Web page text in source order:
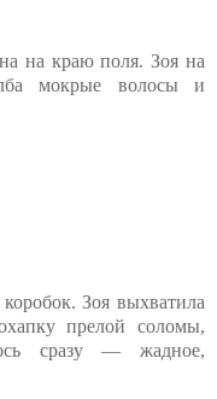
на краю поля. Зоя на
мокрые волосы и
Зоя выхватила
прелой соломы,
сразу — жадное,